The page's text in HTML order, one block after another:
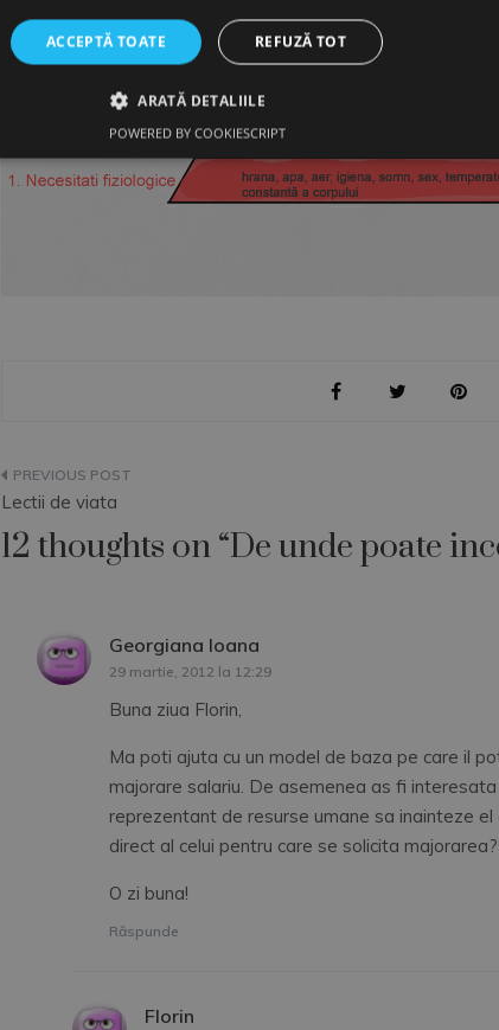
Navigare
în
articole
Lectii de viata
12 thoughts on “De unde poate
Georgiana Ioana
29 martie, 2012 la 12:29
Buna ziua Florin,
Ma poti ajuta cu un model de baza pe care il
majorare salariu. De asemenea as fi
reprezentant de resurse umane sa inainteze
direct al celui pentru care se solicita majorarea?
O zi buna!
Răspunde
Florin
ACCEPTĂ TOATE REFUZĂ TOT
ARATĂ DETALIILE
POWERED BY COOKIESCRIPT